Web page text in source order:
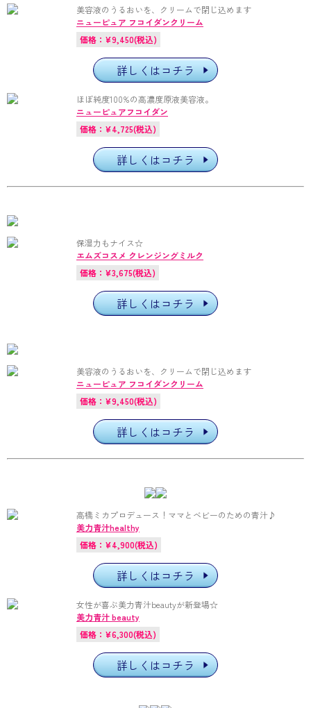
美容液のうるおいを、クリームで閉じ込めます
ニューピュア フコイダンクリーム
価格：¥9,450(税込)
詳しくはコチラ
ほぼ純度100%の高濃度原液美容液。
ニューピュアフコイダン
価格：¥4,725(税込)
詳しくはコチラ
保湿力もナイス☆
エムズコスメ クレンジングミルク
価格：¥3,675(税込)
詳しくはコチラ
美容液のうるおいを、クリームで閉じ込めます
ニューピュア フコイダンクリーム
価格：¥9,450(税込)
詳しくはコチラ
高橋ミカプロデュース！ママとベビーのための青汁♪
美力青汁healthy
価格：¥4,900(税込)
詳しくはコチラ
女性が喜ぶ美力青汁beautyが新登場☆
美力青汁 beauty
価格：¥6,300(税込)
詳しくはコチラ